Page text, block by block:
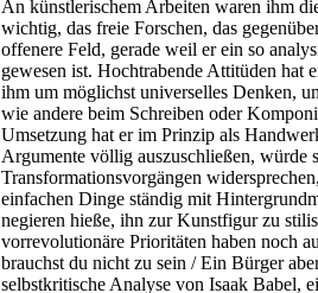
An künstlerischem Arbeiten waren ihm
wichtig, das freie Forschen, das
offenere Feld, gerade weil er ein so
gewesen ist. Hochtrabende Attitüden hat
ihm um möglichst universelles Denken,
wie andere beim Schreiben oder
Umsetzung hat er im Prinzip als
Argumente völlig auszuschließen, würde
Transformationsvorgängen
einfachen Dinge ständig mit
negieren hieße, ihn zur Kunstfigur zu
vorrevolutionäre Prioritäten haben noch
brauchst du nicht zu sein / Ein Bürger
selbstkritische Analyse von Isaak Babel,